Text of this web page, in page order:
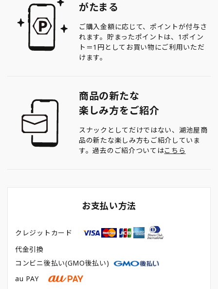
がたまる
ご購入金額に応じて、ポイントが付与さ
れます。貯まったポイントは、1ポイン
ト＝1円としてお買い物にご利用いただ
けます。
商品の新たな
楽しみ方をご紹介
スナックとしてだけではない、湖池屋商
品の新たな楽しみ方もご紹介していま
す。過去のご紹介ついてはこちら
お支払い方法
クレジットカード
代金引換
コンビニ後払い(GMO後払い)
au PAY